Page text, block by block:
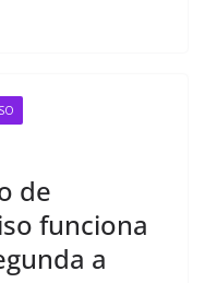
de
funciona
a